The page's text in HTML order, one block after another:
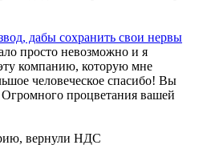
дабы сохранить свои нервы
просто невозможно и я
компанию, которую мне
человеческое спасибо! Вы
процветания вашей